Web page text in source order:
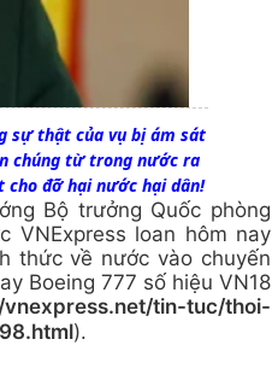
sự thật của vụ bị ám sát
chúng từ trong nước ra
đỡ hại nước hại dân!
Bộ trưởng Quốc phòng
VNExpress loan hôm nay
thức về nước vào chuyến
Boeing 777 số hiệu VN18
tin-tuc/thoi-
).